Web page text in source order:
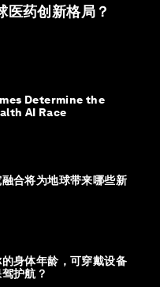
医药创新格局？
Determine the
AI Race
合将为地球带来哪些新
身体年龄，可穿戴设备
护航？